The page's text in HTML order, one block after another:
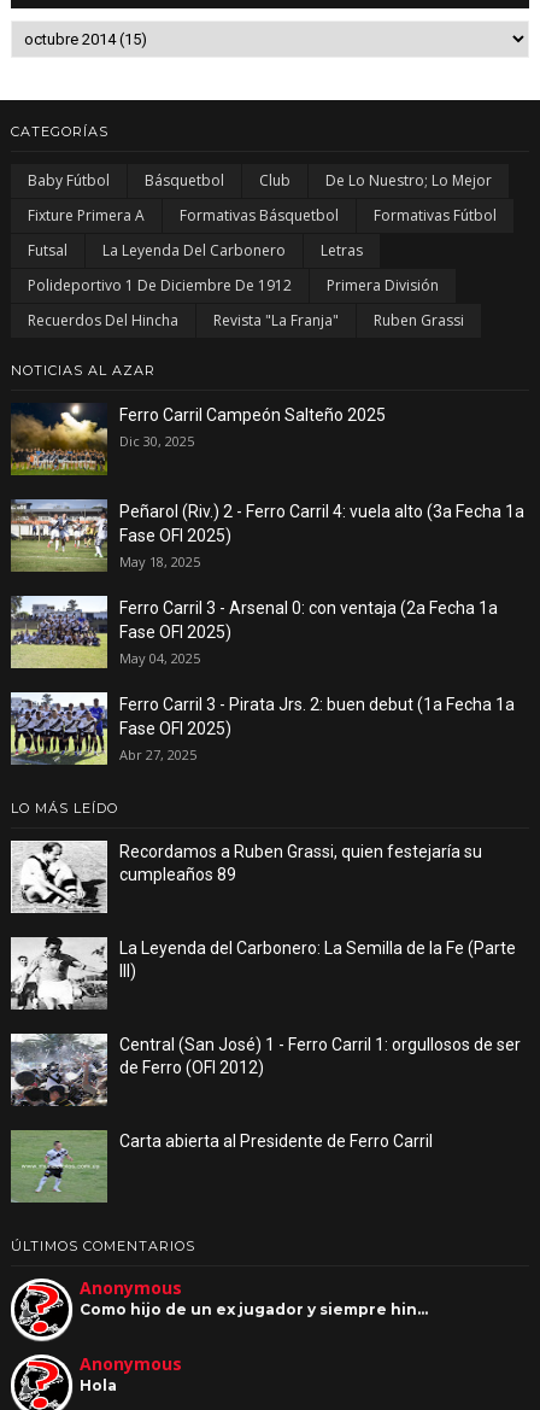
CATEGORÍAS
Baby Fútbol Básquetbol Club
De Lo Nuestro; Lo Mejor
Fixture Primera A
Formativas Básquetbol
Formativas Fútbol
Futsal
La Leyenda Del Carbonero
Letras
Polideportivo 1 De Diciembre De 1912
Primera División
Recuerdos Del Hincha
Revista "La Franja" Ruben Grassi
NOTICIAS AL AZAR
Ferro Carril Campeón Salteño 2025
Dic 30, 2025
Peñarol (Riv.) 2 - Ferro Carril 4: vuela alto (3a Fecha 1a
Fase OFI 2025)
May 18, 2025
Ferro Carril 3 - Arsenal 0: con ventaja (2a Fecha 1a
Fase OFI 2025)
May 04, 2025
Ferro Carril 3 - Pirata Jrs. 2: buen debut (1a Fecha 1a
Fase OFI 2025)
Abr 27, 2025
LO MÁS LEÍDO
Recordamos a Ruben Grassi, quien festejaría su
cumpleaños 89
La Leyenda del Carbonero: La Semilla de la Fe (Parte
III)
Central (San José) 1 - Ferro Carril 1: orgullosos de ser
de Ferro (OFI 2012)
Carta abierta al Presidente de Ferro Carril
ÚLTIMOS COMENTARIOS
Anonymous
Como hijo de un ex jugador y siempre hin…
Anonymous
Hola